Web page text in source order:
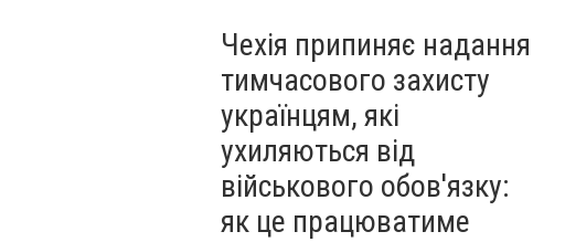
Чехія припиняє надання
тимчасового захисту
українцям, які
ухиляються від
військового обов'язку:
як це працюватиме